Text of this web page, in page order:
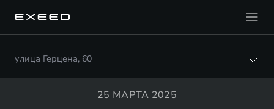
улица Герцена, 60
25 МАРТА 2025